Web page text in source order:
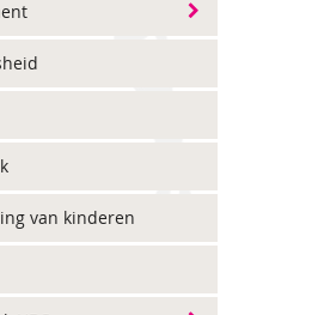
van kinderen